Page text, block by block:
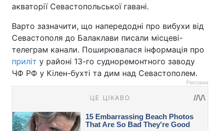
акваторії Севастопольської гавані.
Варто зазначити, що напередодні про вибухи від
Севастополя до Балаклави писали місцеві-
телеграм канали. Поширювалася інформація про
приліт у районі 13-го судноремонтного заводу
ЧФ РФ у Кілен-бухті та дим над Севастополем.
Реклама